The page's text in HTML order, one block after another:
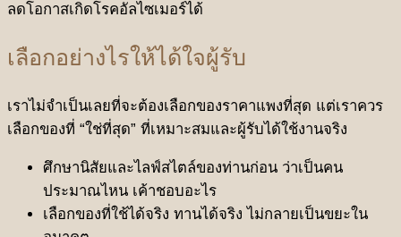
ลดโอกาสเกิดโรคอัลไซเมอร์ได้
เลือกอย่างไรให้ได้ใจผู้รับ
เราไม่จำเป็นเลยที่จะต้องเลือกของราคาแพงที่สุด แต่เราควร
เลือกของที่ “ใช่ที่สุด” ที่เหมาะสมและผู้รับได้ใช้งานจริง
ศึกษานิสัยและไลฟ์สไตล์ของท่านก่อน ว่าเป็นคน
ประมาณไหน เค้าชอบอะไร
เลือกของที่ใช้ได้จริง ทานได้จริง ไม่กลายเป็นขยะใน